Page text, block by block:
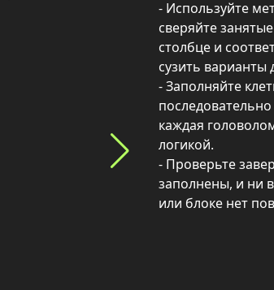
- Используйте
сверяйте
столбце и
сузить варианты
- Заполняйте
каждая
логикой.
- Проверьте
заполнены, и ни
или блоке нет